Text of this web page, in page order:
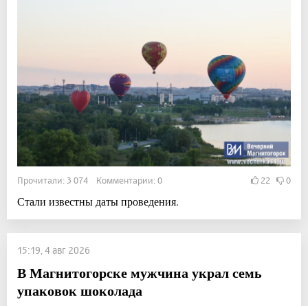
Прочитали: 3 074 Комментарии: 0 22 0
Стали известны даты проведения.
15:19, 4 авг 2026
В Магнитогорске мужчина украл семь
упаковок шоколада